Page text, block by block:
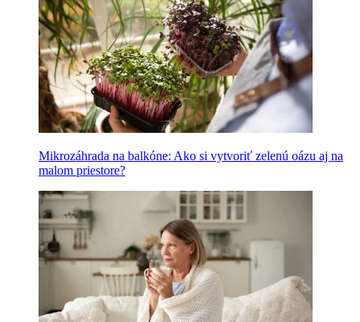
Mikrozáhrada na balkóne: Ako si vytvoriť zelenú oázu aj na
malom priestore?